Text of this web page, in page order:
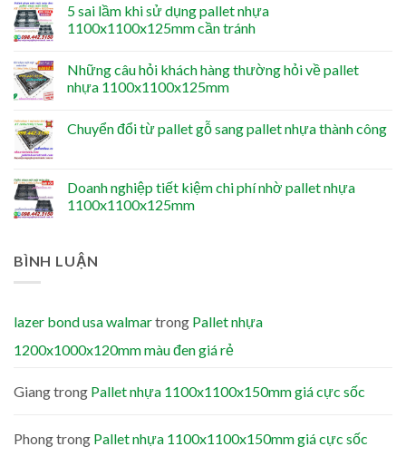
5 sai lầm khi sử dụng pallet nhựa
1100x1100x125mm cần tránh
Những câu hỏi khách hàng thường hỏi về pallet
nhựa 1100x1100x125mm
Chuyển đổi từ pallet gỗ sang pallet nhựa thành công
Doanh nghiệp tiết kiệm chi phí nhờ pallet nhựa
1100x1100x125mm
BÌNH LUẬN
lazer bond usa walmartrong Pallet nhựa
1200x1000x120mm màu đen giá rẻ
Giangtrong Pallet nhựa 1100x1100x150mm giá cực sốc
Phongtrong Pallet nhựa 1100x1100x150mm giá cực sốc